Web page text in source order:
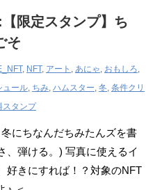
限定スタンプ】ち
そ
, NFT, アート , あにゃ, おもしろ,
ュール, ちみ, ハムスター, 冬, 条件クリ
スタンプ
にちなんだちみたんズを書
、弾ける。) 写真に使えるイ
好きにすれば！？対象のNFT